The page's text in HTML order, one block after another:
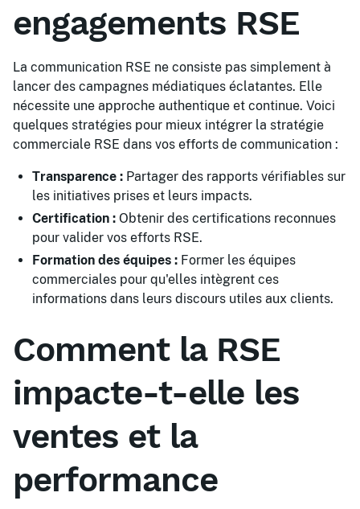
engagements RSE
La communication RSE ne consiste pas simplement à
lancer des campagnes médiatiques éclatantes. Elle
nécessite une approche authentique et continue. Voici
quelques stratégies pour mieux intégrer la stratégie
commerciale RSE dans vos efforts de communication :
Transparence : Partager des rapports vérifiables sur
les initiatives prises et leurs impacts.
Certification : Obtenir des certifications reconnues
pour valider vos efforts RSE.
Formation des équipes : Former les équipes
commerciales pour qu'elles intègrent ces
informations dans leurs discours utiles aux clients.
Comment la RSE
impacte-t-elle les
ventes et la
performance